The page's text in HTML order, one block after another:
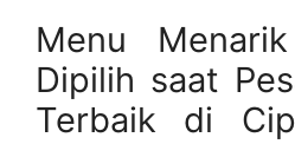
Menu
Dipilih saat
Terbaik di